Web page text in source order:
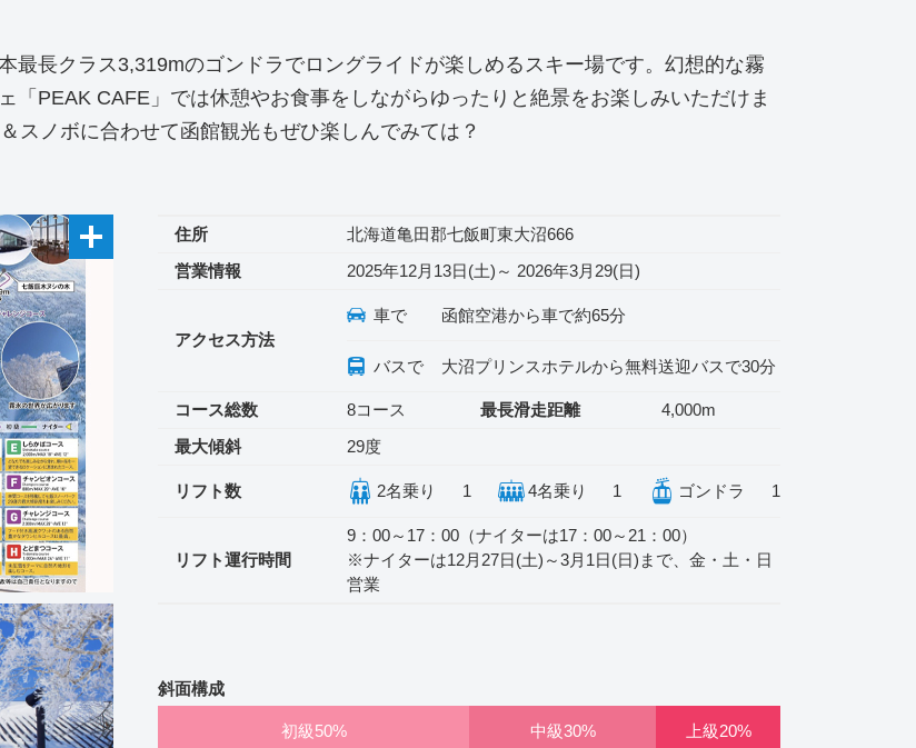
最長クラス3,319mのゴンドラでロングライドが楽しめるスキー場です。幻想的な霧
「PEAK CAFE」では休憩やお食事をしながらゆったりと絶景をお楽しみいただけま
スノボに合わせて函館観光もぜひ楽しんでみては？
住所
北海道亀田郡七飯町東大沼666
営業情報
2025年12月13日(土)～ 2026年3月29(日)
アクセス方法
車で 函館空港から車で約65分
バスで 大沼プリンスホテルから無料送迎バスで30分
コース総数 8コース 最長滑走距離
4,000m
最大傾斜
29度
リフト数 2名乗り 1 4名乗り 1 ゴンドラ 1
リフト運行時間
9：00～17：00（ナイターは17：00～21：00）
※ナイターは12月27日(土)～3月1日(日)まで、金・土・日
営業
斜面構成
初級 中級 上級